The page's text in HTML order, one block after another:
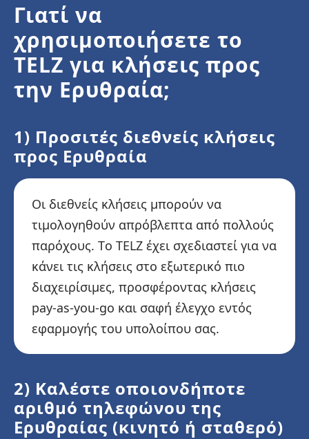
Γιατί να
χρησιμοποιήσετε το
TELZ για κλήσεις προς
την Ερυθραία;
1) Προσιτές διεθνείς κλήσεις
προς Ερυθραία
Οι διεθνείς κλήσεις μπορούν να
τιμολογηθούν απρόβλεπτα από πολλούς
παρόχους. Το TELZ έχει σχεδιαστεί για να
κάνει τις κλήσεις στο εξωτερικό πιο
διαχειρίσιμες, προσφέροντας κλήσεις
pay-as-you-go και σαφή έλεγχο εντός
εφαρμογής του υπολοίπου σας.
2) Καλέστε οποιονδήποτε
αριθμό τηλεφώνου της
Ερυθραίας (κινητό ή σταθερό)